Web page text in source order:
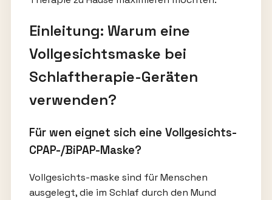
Einleitung: Warum eine
Vollgesichtsmaske bei
Schlaftherapie-Geräten
verwenden?
Für wen eignet sich eine Vollgesichts-
CPAP-/BiPAP-Maske?
Vollgesichts-maske sind für Menschen
ausgelegt, die im Schlaf durch den Mund